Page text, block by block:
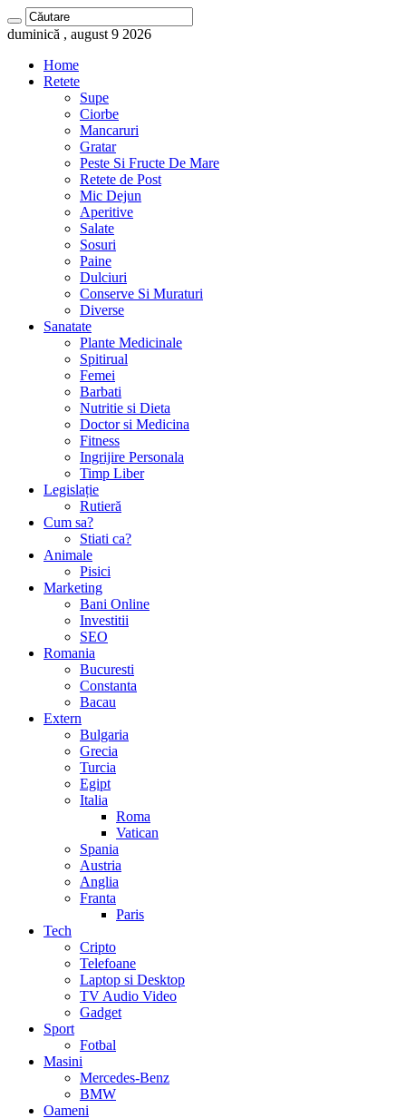
duminică , august 9 2026
Home
Retete
Supe
Ciorbe
Mancaruri
Gratar
Peste Si Fructe De Mare
Retete de Post
Mic Dejun
Aperitive
Salate
Sosuri
Paine
Dulciuri
Conserve Si Muraturi
Diverse
Sanatate
Plante Medicinale
Spitirual
Femei
Barbati
Nutritie si Dieta
Doctor si Medicina
Fitness
Ingrijire Personala
Timp Liber
Legislație
Rutieră
Cum sa?
Stiati ca?
Animale
Pisici
Marketing
Bani Online
Investitii
SEO
Romania
Bucuresti
Constanta
Bacau
Extern
Bulgaria
Grecia
Turcia
Egipt
Italia
Roma
Vatican
Spania
Austria
Anglia
Franta
Paris
Tech
Cripto
Telefoane
Laptop si Desktop
TV Audio Video
Gadget
Sport
Fotbal
Masini
Mercedes-Benz
BMW
Oameni